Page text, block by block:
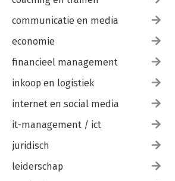
communicatie en media
economie
financieel management
inkoop en logistiek
internet en social media
it-management / ict
juridisch
leiderschap